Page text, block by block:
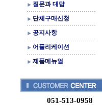
질문과 대답
단체구매신청
공지사항
어플리케이션
제품메뉴얼
051-513-0958